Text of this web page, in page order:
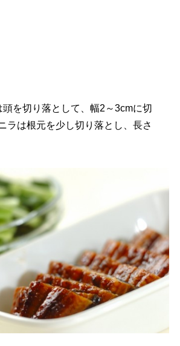
を切り落として、幅2～3cmに切
ラは根元を少し切り落とし、長さ